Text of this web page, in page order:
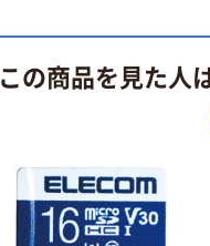
この商品を見た人